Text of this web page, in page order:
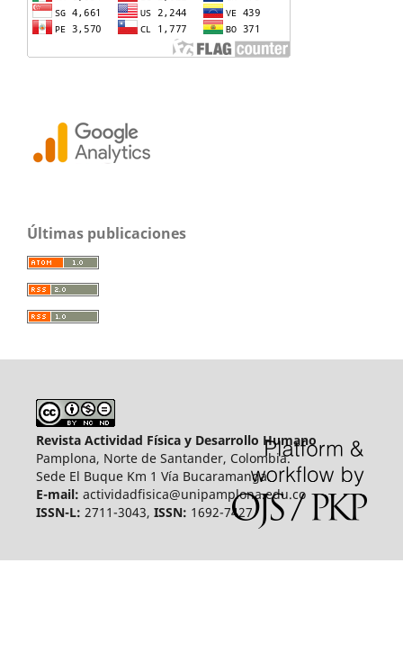
Últimas publicaciones
Revista Actividad Física y Desarrollo Humano
Pamplona, Norte de Santander, Colombia.
Sede El Buque Km 1 Vía Bucaramanga.
E-mail: actividadfisica@unipamplona.edu.co
ISSN-L: 2711-3043, ISSN: 1692-7427.